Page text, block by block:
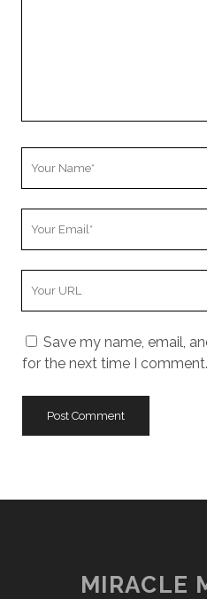
Save my name, email,
for the next time I comment.
MIRACLE